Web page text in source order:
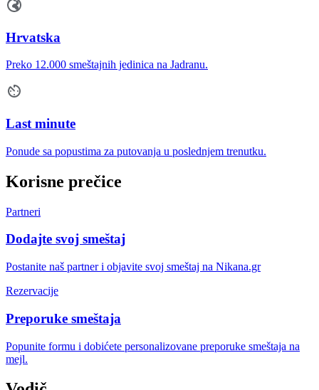
Hrvatska
Preko 12.000 smeštajnih jedinica na Jadranu.
Last minute
Ponude sa popustima za putovanja u poslednjem trenutku.
Korisne prečice
Partneri
Dodajte svoj smeštaj
Postanite naš partner i objavite svoj smeštaj na Nikana.gr
Rezervacije
Preporuke smeštaja
Popunite formu i dobićete personalizovane preporuke smeštaja na
mejl.